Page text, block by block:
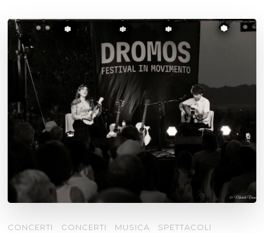
CONCERTI CONCERTI MUSICA SPETTACOLI